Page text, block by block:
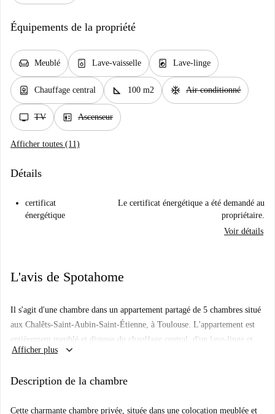
Équipements de la propriété
chair Meublé dishwasher_gen Lave-vaisselle local_laundry_service Lave-linge
water_heater Chauffage central square_foot 100 m2 ac_unit Air conditionné
tv TV elevator Ascenseur
Afficher toutes (11)
Détails
certificat
énergétique
Le certificat énergétique a été demandé au
propriétaire.
Voir détails
L'avis de Spotahome
Il s'agit d'une chambre dans un appartement partagé de 5 chambres situé
aux Chalêts-Saint-Aubin-Saint-Étienne, à Toulouse. L'appartement est
entièrement meublé et dispose du chauffage central, d'un lave-linge et
d'un lave-vaisselle pour un confort moderne. Toutes les charges
simplicité. Les couples ne sont pas admis et la chambre convient aussi
Afficher plus keyboard_arrow_down
Description de la chambre
Cette charmante chambre privée, située dans une colocation meublée et